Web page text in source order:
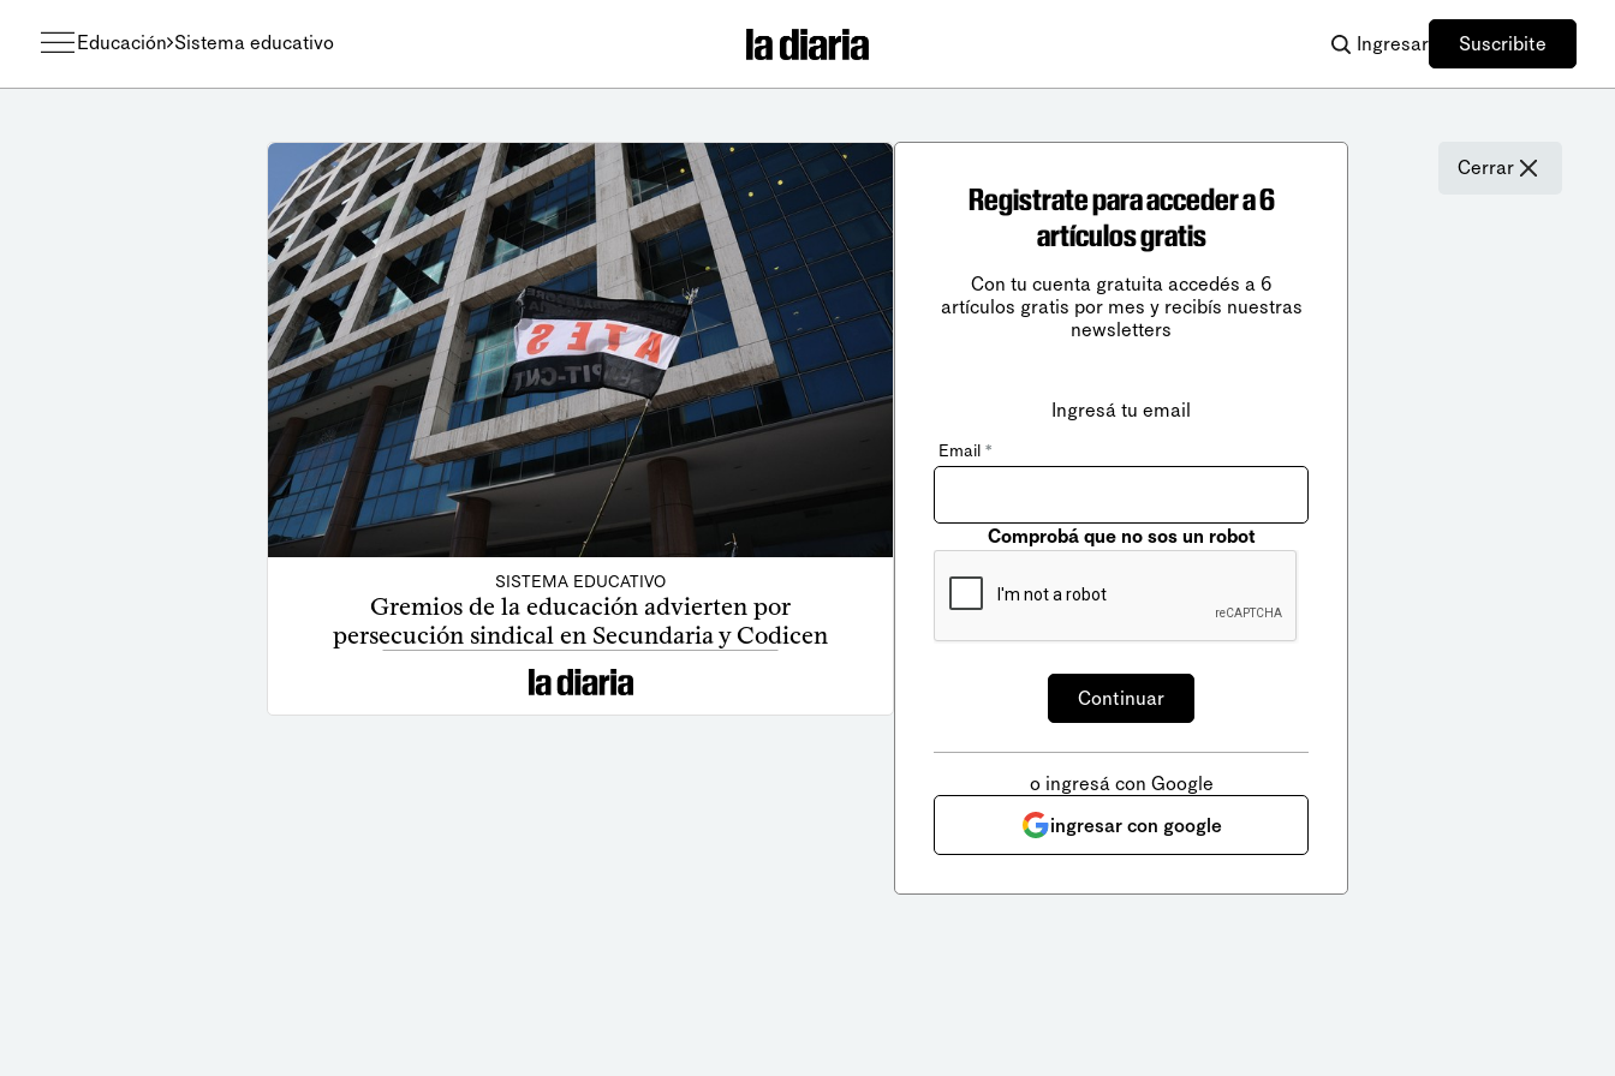
Educación Sistema educativo Ingresar Suscribite
SISTEMA EDUCATIVO
Gremios de la educación advierten por
persecución sindical en Secundaria y Codicen
Cerrar
Registrate para acceder a 6
artículos gratis
Con tu cuenta gratuita accedés a 6
artículos gratis por mes y recibís nuestras
newsletters
Ingresá tu email
Email *
Comprobá que no sos un robot
o ingresá con Google
ingresar con google